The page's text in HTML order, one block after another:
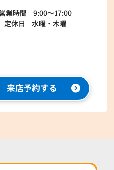
営業時間 9:00～17:00
定休日 水曜・木曜
来店予約する